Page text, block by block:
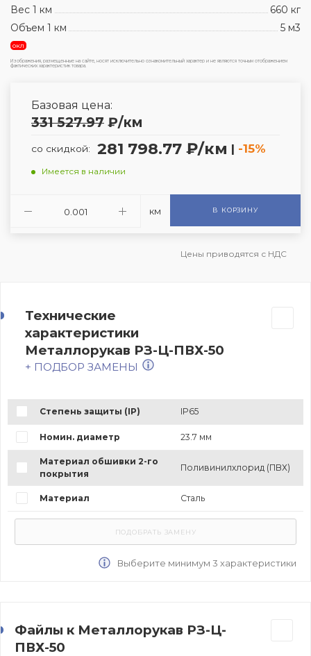
Вес 1 км
660 кг
Объем 1 км
5 м3
окл
Изображения, размещенные на сайте, носят исключительно ознакомительный характер и не являются точным отображением
фактических характеристик товара.
Базовая цена:
331 527.97 ₽/км
со скидкой: 281 798.77 ₽/км | -15%
Имеется в наличии
км В КОРЗИНУ
Цены приводятся с НДС
Технические
характеристики
Металлорукав РЗ-Ц-ПВХ-50
+ ПОДБОР ЗАМЕНЫ
Степень защиты (IP) IP65
Номин. диаметр 23.7 мм
Материал обшивки 2-го
покрытия
Поливинилхлорид (ПВХ)
Материал Сталь
Выберите минимум 3 характеристики
Файлы к Металлорукав РЗ-Ц-
ПВХ-50